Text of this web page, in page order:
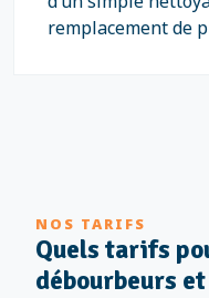
remplacement de
NOS TARIFS
Quels tarifs
débourbeurs